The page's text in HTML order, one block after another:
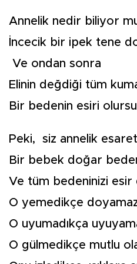
Annelik nedir biliyor
İncecik bir ipek tene
Ve ondan sonra
Elinin değdiği tüm
Bir bedenin esiri
Peki, siz annelik
Bir bebek doğar
Ve tüm bedeninizi esir
O yemedikçe
O uyumadıkça
O gülmedikçe mutlu